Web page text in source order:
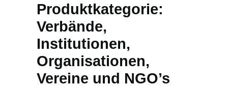
Produktkategorie:
Verbände,
Institutionen,
Organisationen,
Vereine und NGO’s